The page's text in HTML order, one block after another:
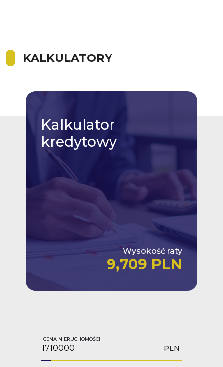
KALKULATORY
Kalkulator
kredytowy
Wysokość raty
9,709 PLN
CENA NIERUCHOMOŚCI
PLN